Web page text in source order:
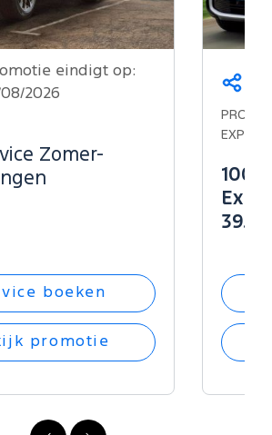
eindigt op:
08/2026
Zomer-
boeken
promotie
Deel
op...